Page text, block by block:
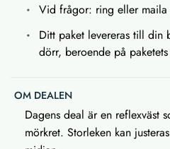
Vid frågor: ring eller maila
Ditt paket levereras till din
dörr, beroende på
OM DEALEN
Dagens deal är en reflexväst
mörkret. Storleken kan